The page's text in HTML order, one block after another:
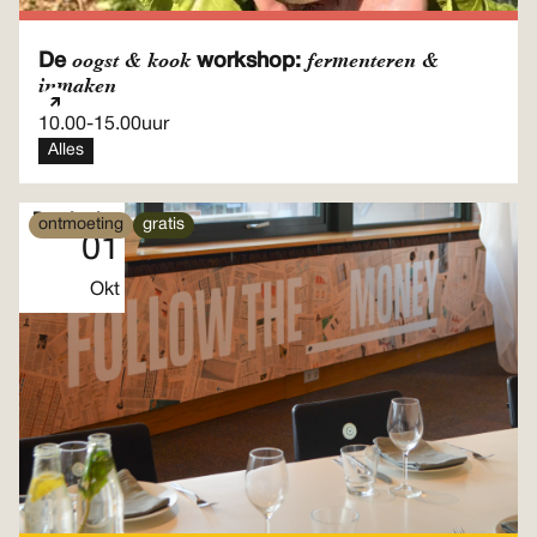
De oogst & kookworkshop: fermenteren &
inmaken
10.00-15.00uur
Alles
Donderdag
01
Okt
ontmoeting gratis